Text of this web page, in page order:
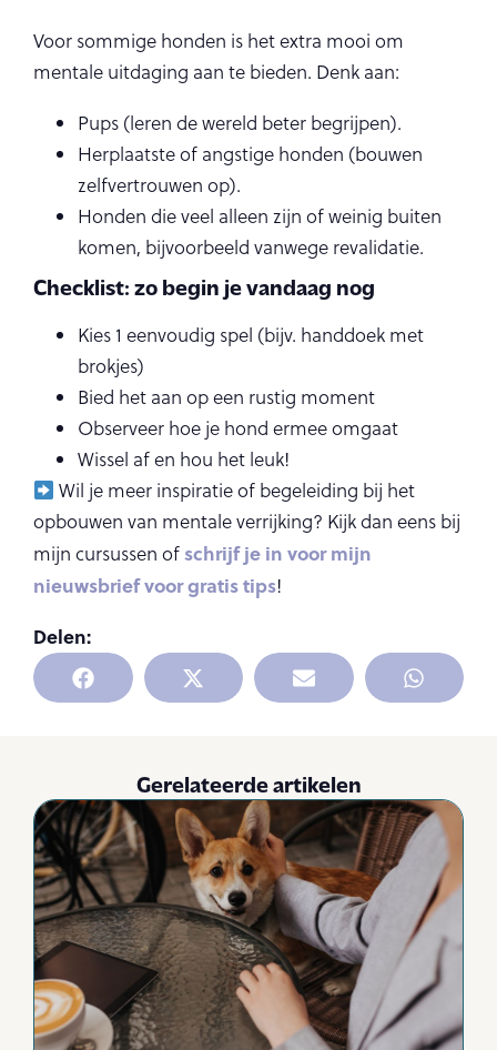
Delen:
Voor sommige honden is het extra mooi om
mentale uitdaging aan te bieden. Denk aan:
Pups (leren de wereld beter begrijpen).
Herplaatste of angstige honden (bouwen
zelfvertrouwen op).
Honden die veel alleen zijn of weinig buiten
komen, bijvoorbeeld vanwege revalidatie.
Checklist: zo begin je vandaag nog
Kies 1 eenvoudig spel (bijv. handdoek met
brokjes)
Bied het aan op een rustig moment
Observeer hoe je hond ermee omgaat
Wissel af en hou het leuk!
Wil je meer inspiratie of begeleiding bij het
opbouwen van mentale verrijking? Kijk dan eens bij
mijn cursussen ofschrijf je in voor mijn
nieuwsbrief voor gratis tips!
Gerelateerde artikelen